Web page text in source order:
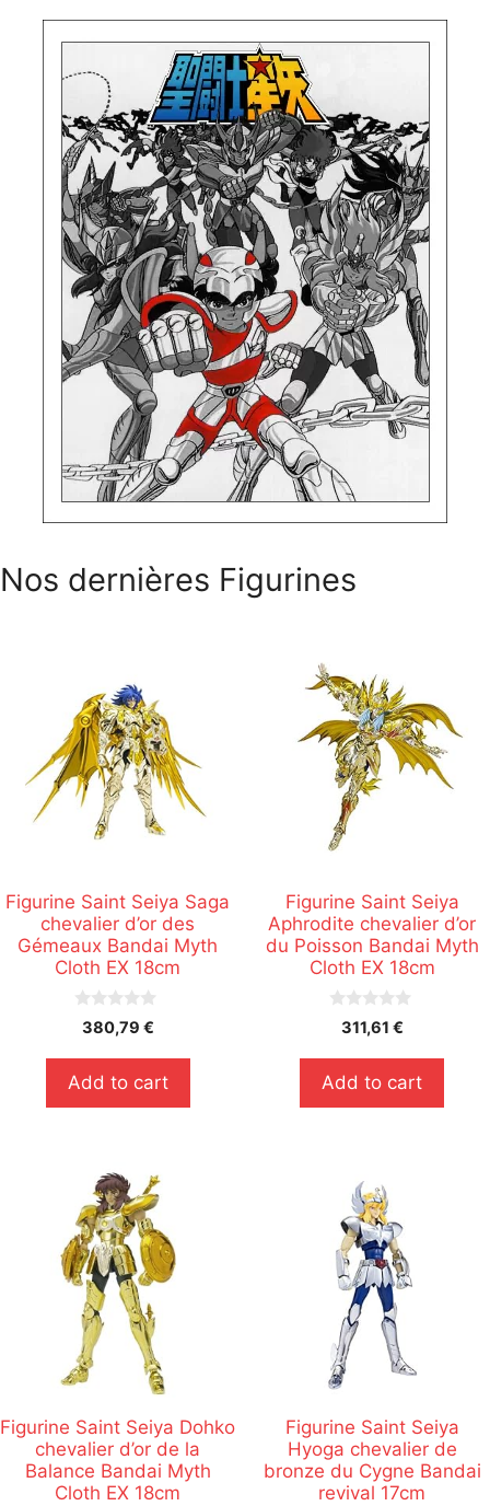
Nos dernières Figurines
Figurine Saint Seiya Saga
chevalier d’or des
Gémeaux Bandai Myth
Cloth EX 18cm
0
s
5
380,79 €
Add to cart
Figurine Saint Seiya
Aphrodite chevalier d’or
du Poisson Bandai Myth
Cloth EX 18cm
s
5
311,61 €
Add to cart
Figurine Saint Seiya Dohko
chevalier d’or de la
Balance Bandai Myth
Cloth EX 18cm
Figurine Saint Seiya
Hyoga chevalier de
bronze du Cygne Bandai
revival 17cm